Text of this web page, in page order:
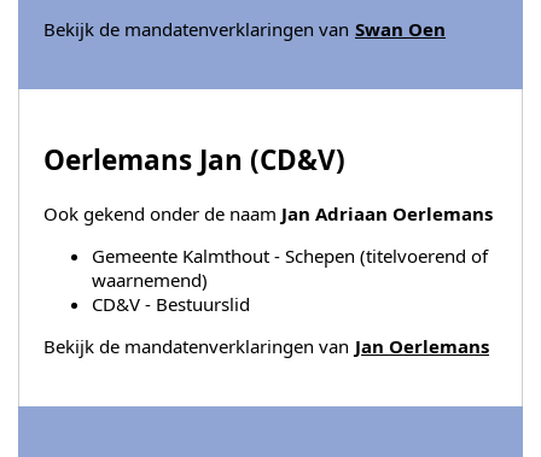
Bekijk de mandatenverklaringen van Swan Oen
Oerlemans Jan (CD&V)
Ook gekend onder de naam Jan Adriaan Oerlemans
Gemeente Kalmthout - Schepen (titelvoerend of
waarnemend)
CD&V - Bestuurslid
Bekijk de mandatenverklaringen van Jan Oerlemans